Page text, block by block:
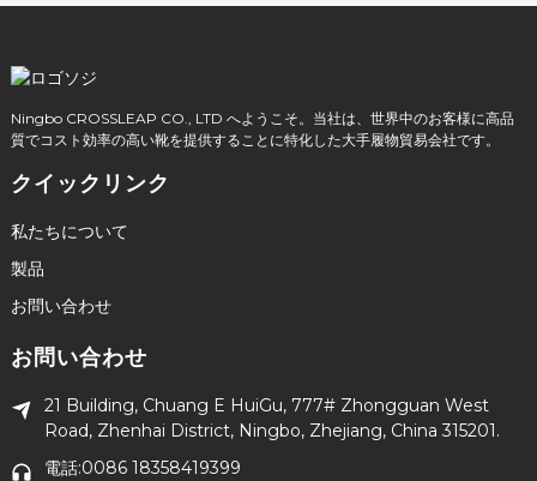
Ningbo CROSSLEAP CO., LTD へようこそ。当社は、世界中のお客様に高品
質でコスト効率の高い靴を提供することに特化した大手履物貿易会社です。
クイックリンク
私たちについて
製品
お問い合わせ
お問い合わせ
21 Building, Chuang E HuiGu, 777# Zhongguan West
Road, Zhenhai District, Ningbo, Zhejiang, China 315201.
電話:0086 18358419399